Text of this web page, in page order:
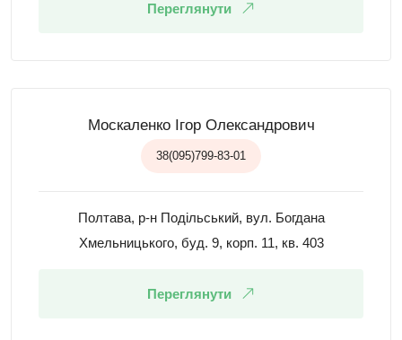
Переглянути
Москаленко Ігор Олександрович
38(095)799-83-01
Полтава, р-н Подільський, вул. Богдана
Хмельницького, буд. 9, корп. 11, кв. 403
Переглянути